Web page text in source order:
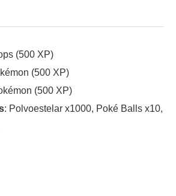
(500 XP)
(500 XP)
(500 XP)
: Polvoestelar x1000, Poké Balls x10,